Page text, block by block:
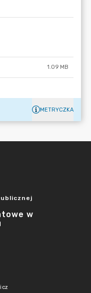
1.09 MB
METRYCZKA
w